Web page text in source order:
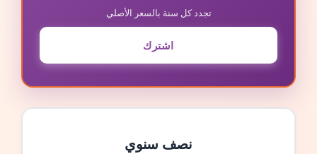
تجدد كل سنة بالسعر الأصلي
اشترك
نصف سنوي